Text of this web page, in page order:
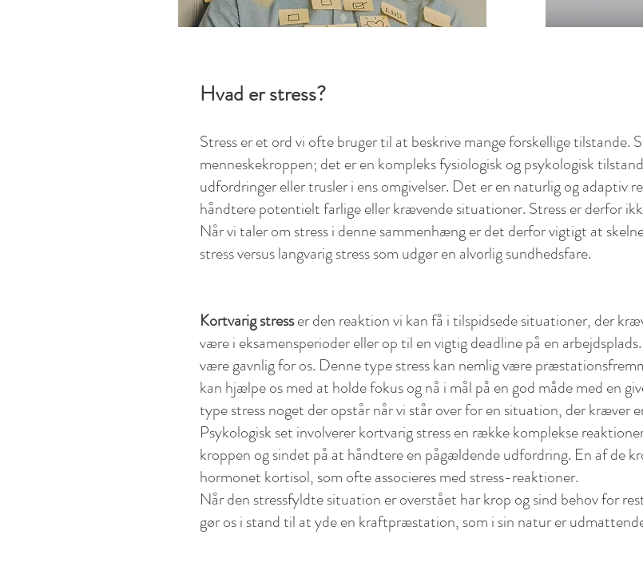
Hvad er stress?
Stress er et ord vi ofte bruger til at beskrive mange forskellige tilstande.
menneskekroppen; det er en kompleks fysiologisk og psykologisk
udfordringer eller trusler i ens omgivelser. Det er en naturlig og adaptiv
håndtere potentielt farlige eller krævende situationer. Stress er derfor
Når vi taler om stress i denne sammenhæng er det derfor vigtigt at
stress versus langvarig stress som udgør en alvorlig sundhedsfare.
Kortvarig stresser den reaktion vi kan få i tilspidsede situationer, der
være i eksamensperioder eller op til en vigtig deadline på en
være gavnlig for os. Denne type stress kan nemlig være
kan hjælpe os med at holde fokus og nå i mål på en god måde med en
type stress noget der opstår når vi står over for en situation, der kræver
Psykologisk set involverer kortvarig stress en række komplekse
kroppen og sindet på at håndtere en pågældende udfordring. En af de
hormonet kortisol, som ofte associeres med stress-reaktioner.
Når den stressfyldte situation er overstået har krop og sind behov for
gør os i stand til at yde en kraftpræstation, som i sin natur er